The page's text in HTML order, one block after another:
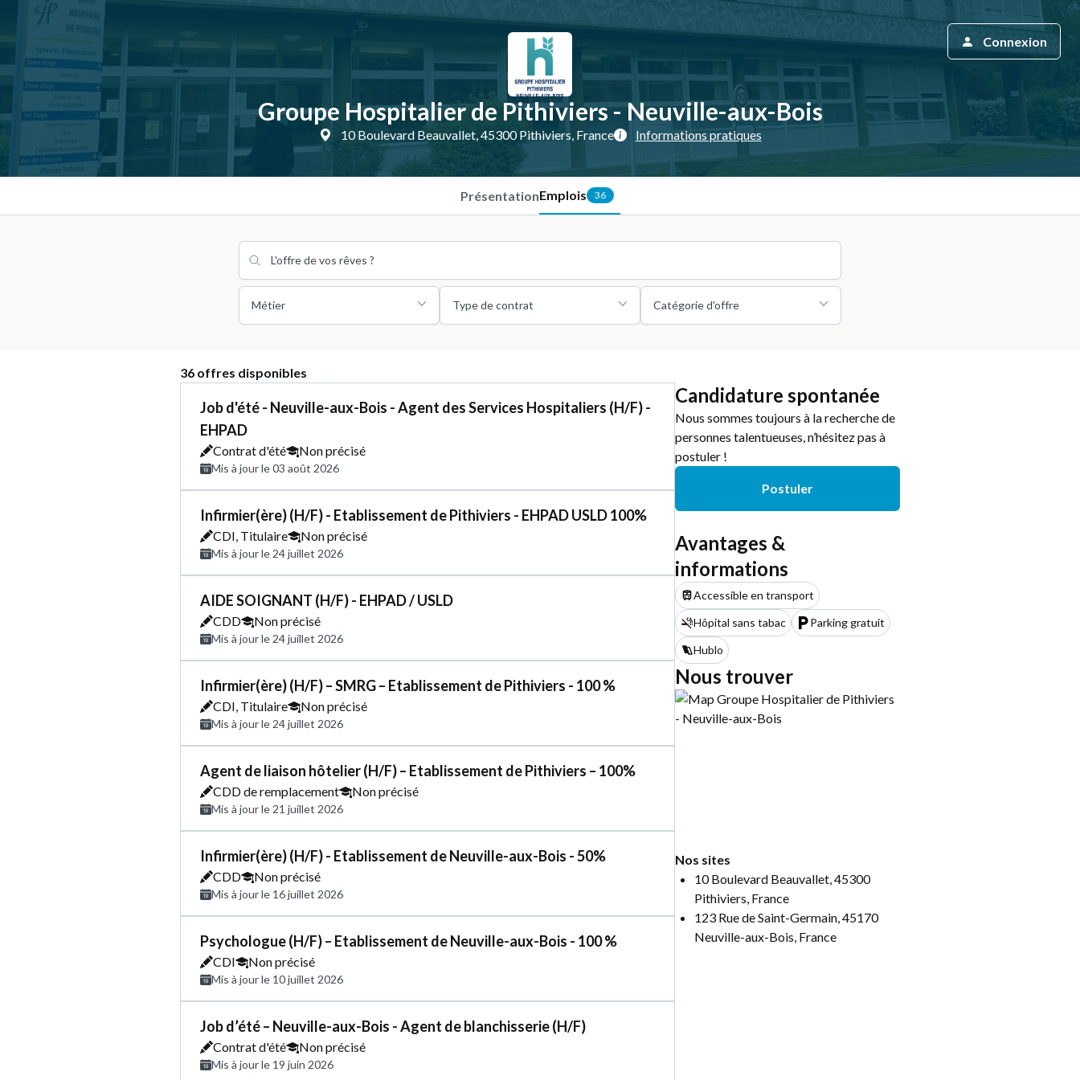
Groupe Hospitalier de Pithiviers - Neuville-aux-Bois
10 Boulevard Beauvallet, 45300 Pithiviers, France Informations pratiques
Connexion
PrésentationEmplois 36
Métier Type de contrat Catégorie d'offre
36 offres disponibles
Job d'été - Neuville-aux-Bois - Agent des Services Hospitaliers (H/F) -
EHPAD
Contrat d'été Non précisé
Mis à jour le 03 août 2026
Infirmier(ère) (H/F) - Etablissement de Pithiviers - EHPAD USLD 100%
CDI, Titulaire Non précisé
Mis à jour le 24 juillet 2026
AIDE SOIGNANT (H/F) - EHPAD / USLD
CDD Non précisé
Mis à jour le 24 juillet 2026
Infirmier(ère) (H/F) – SMRG – Etablissement de Pithiviers - 100 %
CDI, Titulaire Non précisé
Mis à jour le 24 juillet 2026
Agent de liaison hôtelier (H/F) – Etablissement de Pithiviers – 100%
CDD de remplacement Non précisé
Mis à jour le 21 juillet 2026
Infirmier(ère) (H/F) - Etablissement de Neuville-aux-Bois - 50%
CDD Non précisé
Mis à jour le 16 juillet 2026
Psychologue (H/F) – Etablissement de Neuville-aux-Bois - 100 %
CDI Non précisé
Mis à jour le 10 juillet 2026
Job d’été – Neuville-aux-Bois - Agent de blanchisserie (H/F)
Contrat d'été Non précisé
Mis à jour le 19 juin 2026
Candidature spontanée
Nous sommes toujours à la recherche de
personnes talentueuses, n’hésitez pas à
postuler !
Postuler
Avantages &
informations
Accessible en transport
Hôpital sans tabac
Parking gratuit
Hublo
Nous trouver
Nos sites
10 Boulevard Beauvallet, 45300
Pithiviers, France
123 Rue de Saint-Germain, 45170
Neuville-aux-Bois, France